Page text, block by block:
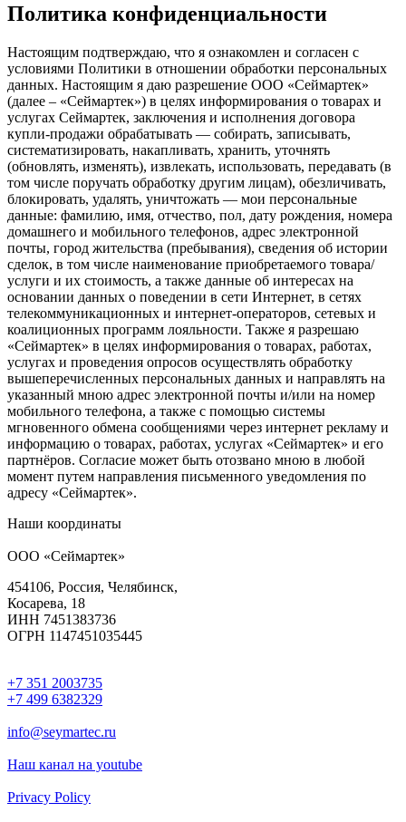
Политика конфиденциальности
Настоящим подтверждаю, что я ознакомлен и согласен с
условиями Политики в отношении обработки персональных
данных. Настоящим я даю разрешение ООО «Сеймартек»
(далее – «Сеймартек») в целях информирования о товарах и
услугах Сеймартек, заключения и исполнения договора
купли-продажи обрабатывать — собирать, записывать,
систематизировать, накапливать, хранить, уточнять
(обновлять, изменять), извлекать, использовать, передавать (в
том числе поручать обработку другим лицам), обезличивать,
блокировать, удалять, уничтожать — мои персональные
данные: фамилию, имя, отчество, пол, дату рождения, номера
домашнего и мобильного телефонов, адрес электронной
почты, город жительства (пребывания), сведения об истории
сделок, в том числе наименование приобретаемого товара/
услуги и их стоимость, а также данные об интересах на
основании данных о поведении в сети Интернет, в сетях
телекоммуникационных и интернет-операторов, сетевых и
коалиционных программ лояльности. Также я разрешаю
«Сеймартек» в целях информирования о товарах, работах,
услугах и проведения опросов осуществлять обработку
вышеперечисленных персональных данных и направлять на
указанный мною адрес электронной почты и/или на номер
мобильного телефона, а также с помощью системы
мгновенного обмена сообщениями через интернет рекламу и
информацию о товарах, работах, услугах «Сеймартек» и его
партнёров. Согласие может быть отозвано мною в любой
момент путем направления письменного уведомления по
адресу «Сеймартек».
Наши координаты
ООО «Сеймартек»
454106, Россия, Челябинск,
Косарева, 18
ИНН 7451383736
ОГРН 1147451035445
+7 351 2003735
+7 499 6382329
info@seymartec.ru
Наш канал на youtube
Privacy Policy